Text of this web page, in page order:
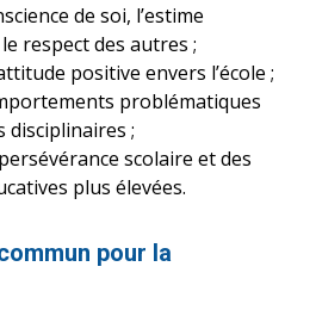
de soi, l’estime
respect des autres ;
positive envers l’école ;
problématiques
disciplinaires ;
scolaire et des
plus élevées.
pour la